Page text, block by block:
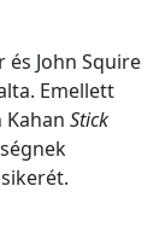
és John Squire
Emellett
Stick